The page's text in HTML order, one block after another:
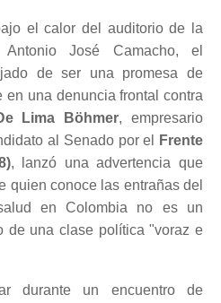
el calor del auditorio de la
Antonio José Camacho, el
de ser una promesa de
en una denuncia frontal contra
Lima Böhmer, empresario
al Senado por el
Frente
, lanzó una advertencia que
quien conoce las entrañas del
en Colombia no es un
de una clase política "voraz e
durante un encuentro de